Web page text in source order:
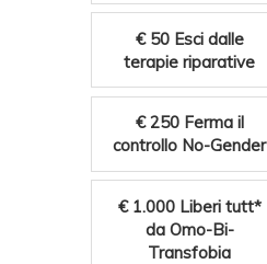
€ 50 Esci dalle
terapie riparative
€ 250 Ferma il
controllo No-Gender
€ 1.000 Liberi tutt*
da Omo-Bi-
Transfobia